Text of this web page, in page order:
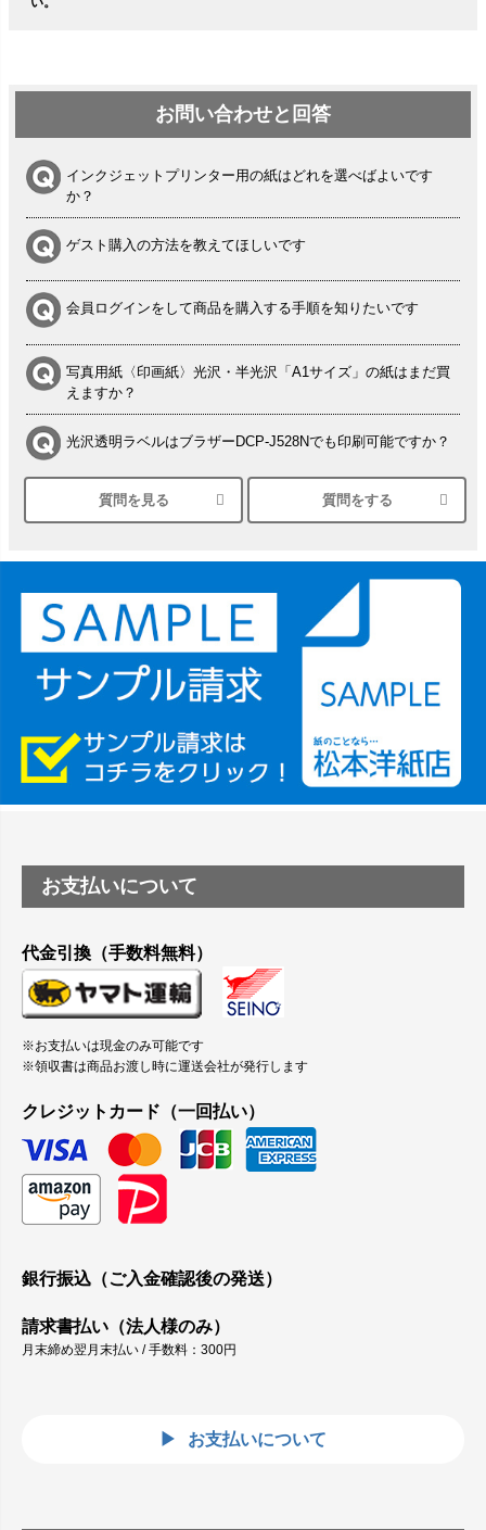
お問い合わせと回答
インクジェットプリンター用の紙はどれを選べばよいです
か？
ゲスト購入の方法を教えてほしいです
会員ログインをして商品を購入する手順を知りたいです
写真用紙〈印画紙〉光沢・半光沢「A1サイズ」の紙はまだ買
えますか？
光沢透明ラベルはブラザーDCP-J528Nでも印刷可能ですか？
シルバーペーパーにEPSON EP-30VAで印刷するときの設定
は？
ーSC-P8050に対応してますか
塩ビのロール紙で離型紙が透明の商品はありますか
つや消し半透明ラベルのロールタイプはありますか？
縦420mm×横650mmの包装紙に適した紙はありますか？
質問を見る 質問をする
お支払いについて
代金引換（手数料無料）
※お支払いは現金のみ可能です
※領収書は商品お渡し時に運送会社が発行します
クレジットカード（一回払い）
銀行振込（ご入金確認後の発送）
請求書払い（法人様のみ）
月末締め翌月末払い / 手数料：300円
お支払いについて